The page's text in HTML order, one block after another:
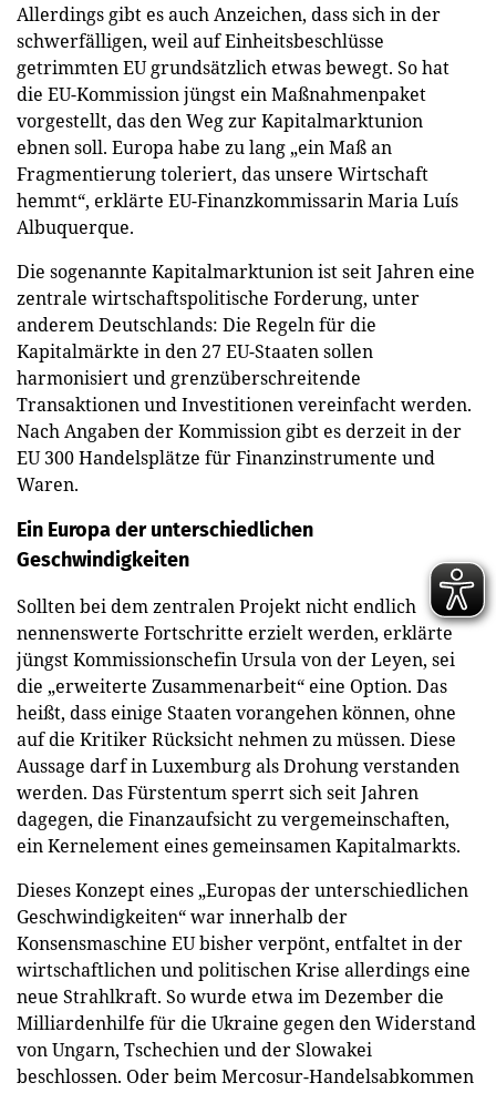
Allerdings gibt es auch Anzeichen, dass sich in der
schwerfälligen, weil auf Einheitsbeschlüsse
getrimmten EU grundsätzlich etwas bewegt. So hat
die EU-Kommission jüngst ein Maßnahmenpaket
vorgestellt, das den Weg zur Kapitalmarktunion
ebnen soll. Europa habe zu lang „ein Maß an
Fragmentierung toleriert, das unsere Wirtschaft
hemmt“, erklärte EU-Finanzkommissarin Maria Luís
Albuquerque.
Die sogenannte Kapitalmarktunion ist seit Jahren eine
zentrale wirtschaftspolitische Forderung, unter
anderem Deutschlands: Die Regeln für die
Kapitalmärkte in den 27 EU-Staaten sollen
harmonisiert und grenzüberschreitende
Transaktionen und Investitionen vereinfacht werden.
Nach Angaben der Kommission gibt es derzeit in der
EU 300 Handelsplätze für Finanzinstrumente und
Waren.
Ein Europa der unterschiedlichen
Geschwindigkeiten
Sollten bei dem zentralen Projekt nicht endlich
nennenswerte Fortschritte erzielt werden, erklärte
jüngst Kommissionschefin Ursula von der Leyen, sei
die „erweiterte Zusammenarbeit“ eine Option. Das
heißt, dass einige Staaten vorangehen können, ohne
auf die Kritiker Rücksicht nehmen zu müssen. Diese
Aussage darf in Luxemburg als Drohung verstanden
werden. Das Fürstentum sperrt sich seit Jahren
dagegen, die Finanzaufsicht zu vergemeinschaften,
ein Kernelement eines gemeinsamen Kapitalmarkts.
Dieses Konzept eines „Europas der unterschiedlichen
Geschwindigkeiten“ war innerhalb der
Konsensmaschine EU bisher verpönt, entfaltet in der
wirtschaftlichen und politischen Krise allerdings eine
neue Strahlkraft. So wurde etwa im Dezember die
Milliardenhilfe für die Ukraine gegen den Widerstand
von Ungarn, Tschechien und der Slowakei
beschlossen. Oder beim Mercosur-Handelsabkommen